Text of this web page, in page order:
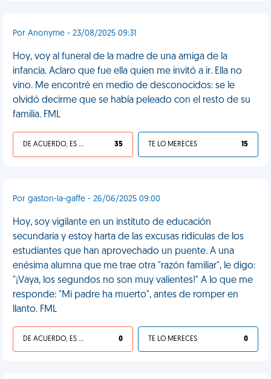
Por Anonyme - 23/08/2025 09:31
Hoy, voy al funeral de la madre de una amiga de la
infancia. Aclaro que fue ella quien me invitó a ir. Ella no
vino. Me encontré en medio de desconocidos: se le
olvidó decirme que se había peleado con el resto de su
familia. FML
DE ACUERDO, ES UNA VIDA HP 35 TE LO MERECES 15
Por gaston-la-gaffe - 26/06/2025 09:00
Hoy, soy vigilante en un instituto de educación
secundaria y estoy harta de las excusas ridículas de los
estudiantes que han aprovechado un puente. A una
enésima alumna que me trae otra "razón familiar", le digo:
"¡Vaya, los segundos no son muy valientes!" A lo que me
responde: "Mi padre ha muerto", antes de romper en
llanto. FML
DE ACUERDO, ES UNA VIDA HP 0 TE LO MERECES 0